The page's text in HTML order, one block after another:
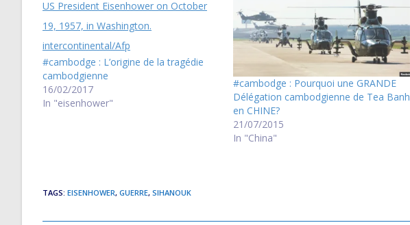
#cambodge : L’origine de la tragédie
cambodgienne
16/02/2017
In "eisenhower"
#cambodge : Pourquoi une GRANDE
Délégation cambodgienne de Tea Banh
en CHINE?
21/07/2015
In "China"
TAGS: EISENHOWER, GUERRE, SIHANOUK